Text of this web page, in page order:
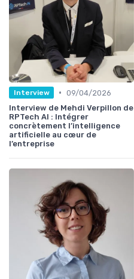
Interview • 09/04/2026
Interview de Mehdi Verpillon de
RPTech AI : Intégrer
concrètement l’intelligence
artificielle au cœur de
l’entreprise